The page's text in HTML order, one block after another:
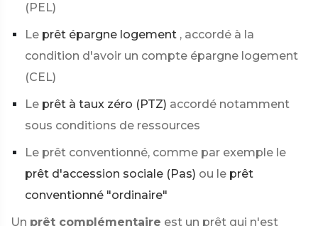
(PEL)
Le prêt épargne logement , accordé à la
condition d'avoir un compte épargne logement
(CEL)
Le prêt à taux zéro (PTZ) accordé notamment
sous conditions de ressources
Le prêt conventionné, comme par exemple le
prêt d'accession sociale (Pas) ou le prêt
conventionné "ordinaire"
Un prêt complémentaire est un prêt qui n'est